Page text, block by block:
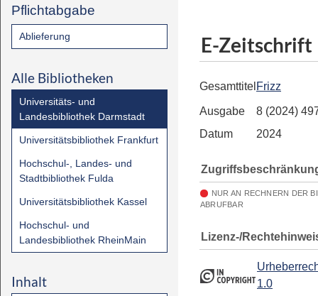
Pflichtabgabe
Ablieferung
Alle Bibliotheken
Universitäts- und
Landesbibliothek Darmstadt
Universitätsbibliothek Frankfurt
Hochschul-, Landes- und
Stadtbibliothek Fulda
Universitätsbibliothek Kassel
Hochschul- und
Landesbibliothek RheinMain
Inhalt
E-Zeitschrift
Gesamttitel Frizz
Ausgabe
8 (2024)
Datum
2024
NUR AN RECHNERN DER
ABRUFBAR
Lizenz-/
1.0